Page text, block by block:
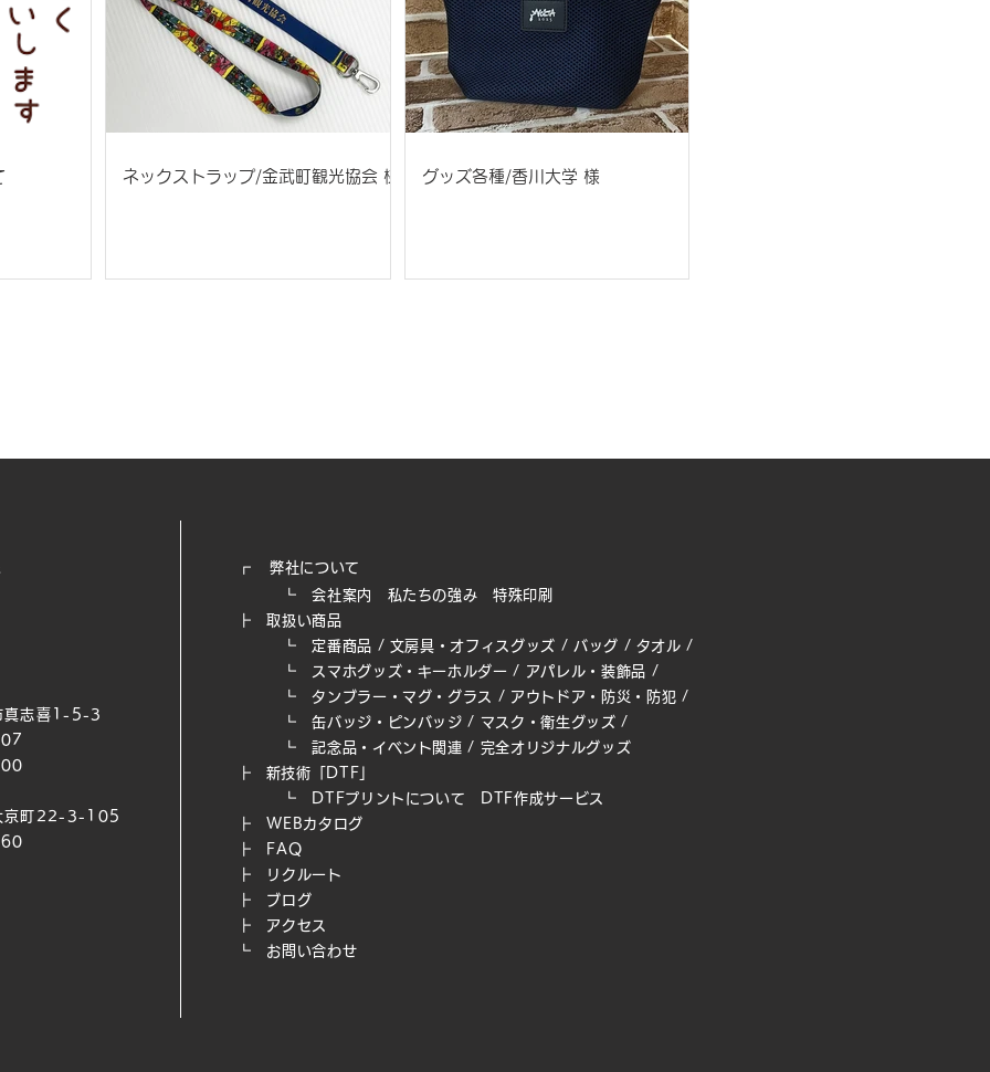
ネックストラップ/金武町観光協会 様 グッズ各種/香川大学 様
真志喜1-5-3
京町22-3-105
┏ 弊社について
┗会社案内 私たちの強み​
特殊印刷
┣
取扱い商品
┗定番商品 / 文房具・オフィスグッズ / バッグ / タオル /
┗
スマホグッズ・キーホルダー / アパレル・装飾品 /
┗タンブラー・マグ・グラス / アウトドア・防災・防犯 /
┗缶バッジ・ピンバッジ / マスク・衛生グッズ /
┗記念品・イベント関連 / 完全オリジナルグッズ
┣
新技術「DTF」
┗ DTFプリントについて
DTF作成サービス
┣
WEB​カタログ
┣
FAQ
┣ リクルート
┣
ブログ
┣
アクセス
┗ お問い合わせ